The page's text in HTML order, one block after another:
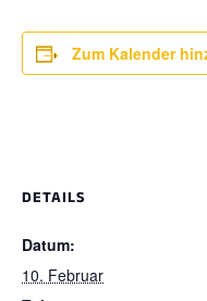
Zum Kalender
DETAILS
Datum:
10. Februar